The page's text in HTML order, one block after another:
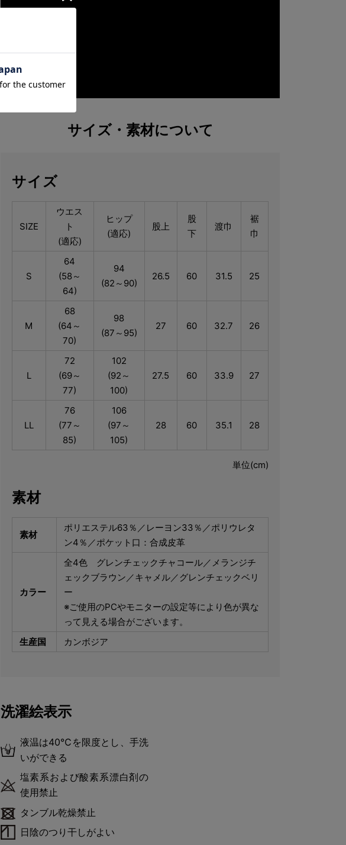
サイズ・素材について
サイズ
SIZE
ウエス
ト
(適応)
ヒップ
(適応)
股上
股
下
渡巾
裾
巾
S
64
(58～
64)
94
(82～90)
26.5 60 31.5 25
M
68
(64～
70)
98
(87～95)
27 60 32.7 26
L
72
(69～
77)
102
(92～
100)
27.5 60 33.9 27
LL
76
(77～
85)
106
(97～
105)
28 60 35.1 28
単位(cm)
素材
素材
ポリエステル63％／レーヨン33％／ポリウレタ
ン4％／ポケット口：合成皮革
カラー
全4色 グレンチェックチャコール／メランジチ
ェックブラウン／キャメル／グレンチェックベリ
ー
※ご使用のPCやモニターの設定等により色が異な
って見える場合がございます。
生産国
カンボジア
洗濯絵表示
液温は40℃を限度とし、手洗
いができる
塩素系および酸素系漂白剤の
使用禁止
タンブル乾燥禁止
日陰のつり干しがよい